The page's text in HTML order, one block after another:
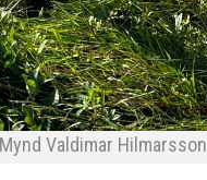
Valdimar Hilmarsson